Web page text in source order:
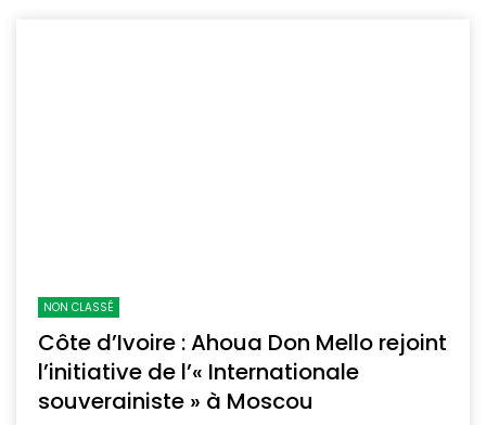
NON CLASSÉ
Côte d’Ivoire : Ahoua Don Mello rejoint
l’initiative de l’« Internationale
souverainiste » à Moscou